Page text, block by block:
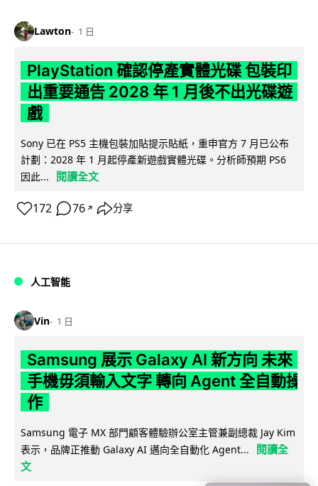
Lawton 1 日
PlayStation 確認停產實體光碟 包裝印
出重要通告 2028 年 1 月後不出光碟遊
戲
Sony 已在 PS5 主機包裝加貼提示貼紙，重申官方 7 月已公布
計劃：2028 年 1 月起停產新遊戲實體光碟。分析師預期 PS6
因此...
閱讀全文
172 76 ↗ 分享
人工智能
Vin 1 日
Samsung 展示 Galaxy AI 新方向 未來
手機毋須輸入文字 轉向 Agent 全自動操
作
Samsung 電子 MX 部門顧客體驗辦公室主管兼副總裁 Jay Kim
表示，品牌正推動 Galaxy AI 邁向全自動化 Agent...
閱讀全
文